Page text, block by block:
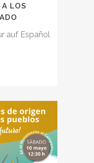
LOS
auf Español